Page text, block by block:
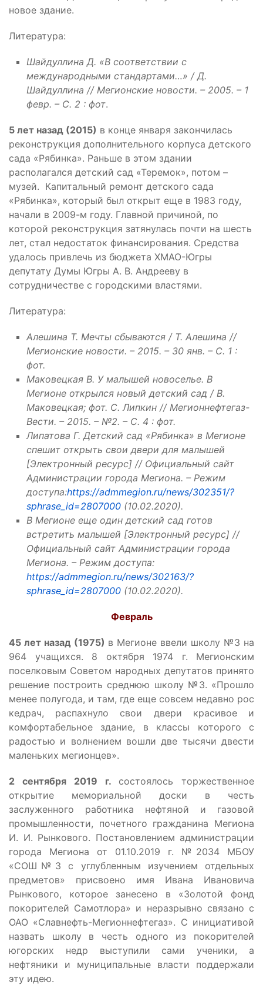
новое здание.
Литература:
Шайдуллина Д. «В соответствии с
международными стандартами…» / Д.
Шайдуллина // Мегионские новости. – 2005. – 1
февр. – С. 2 : фот.
5 лет назад (2015) в конце января закончилась
реконструкция дополнительного корпуса детского
сада «Рябинка». Раньше в этом здании
располагался детский сад «Теремок», потом –
музей. Капитальный ремонт детского сада
«Рябинка», который был открыт еще в 1983 году,
начали в 2009-м году. Главной причиной, по
которой реконструкция затянулась почти на шесть
лет, стал недостаток финансирования. Средства
удалось привлечь из бюджета ХМАО-Югры
депутату Думы Югры А. В. Андрееву в
сотрудничестве с городскими властями.
Литература:
Алешина Т. Мечты сбываются / Т. Алешина //
Мегионские новости. – 2015. – 30 янв. – С. 1 :
фот.
Маковецкая В. У малышей новоселье. В
Мегионе открылся новый детский сад / В.
Маковецкая; фот. С. Липкин // Мегионнефтегаз-
Вести. – 2015. – №2. – С. 4 : фот.
Липатова Г. Детский сад «Рябинка» в Мегионе
спешит открыть свои двери для малышей
[Электронный ресурс] // Официальный сайт
Администрации города Мегиона. – Режим
доступа:https://admmegion.ru/news/302351/?
sphrase_id=2807000 (10.02.2020).
В Мегионе еще один детский сад готов
встретить малышей [Электронный ресурс] //
Официальный сайт Администрации города
Мегиона. – Режим доступа:
https://admmegion.ru/news/302163/?
sphrase_id=2807000 (10.02.2020).
Февраль
45 лет назад (1975) в Мегионе ввели школу №3 на
964 учащихся. 8 октября 1974 г. Мегионским
поселковым Советом народных депутатов принято
решение построить среднюю школу №3. «Прошло
менее полугода, и там, где еще совсем недавно рос
кедрач, распахнуло свои двери красивое и
комфортабельное здание, в классы которого с
радостью и волнением вошли две тысячи двести
маленьких мегионцев».
2 сентября 2019 г. состоялось торжественное
открытие мемориальной доски в честь
заслуженного работника нефтяной и газовой
промышленности, почетного гражданина Мегиона
И. И. Рынкового. Постановлением администрации
города Мегиона от 01.10.2019 г. №2034 МБОУ
«СОШ№3 с углубленным изучением отдельных
предметов» присвоено имя Ивана Ивановича
Рынкового, которое занесено в «Золотой фонд
покорителей Самотлора» и неразрывно связано с
ОАО «Славнефть-Мегионнефтегаз». С инициативой
назвать школу в честь одного из покорителей
югорских недр выступили сами ученики, а
нефтяники и муниципальные власти поддержали
эту идею.